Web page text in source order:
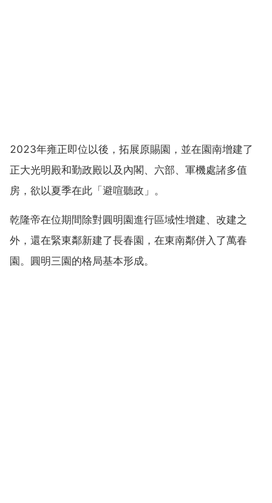
2023年雍正即位以後，拓展原賜園，並在園南增建了
正大光明殿和勤政殿以及內閣、六部、軍機處諸多值
房，欲以夏季在此「避喧聽政」。
乾隆帝在位期間除對圓明園進行區域性增建、改建之
外，還在緊東鄰新建了長春園，在東南鄰併入了萬春
園。圓明三園的格局基本形成。